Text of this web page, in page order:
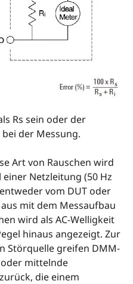
Rs sein oder der
der Messung.
Art von Rauschen wird
Netzleitung (50 Hz
vom DUT oder
mit dem Messaufbau
wird als AC-Welligkeit
hinaus angezeigt. Zur
Störquelle greifen DMM-
mittelnde
die einem